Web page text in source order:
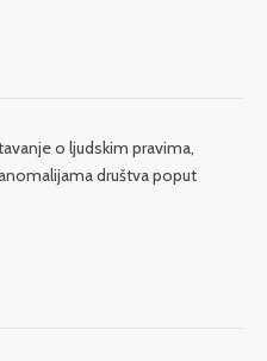
o ljudskim pravima,
društva poput